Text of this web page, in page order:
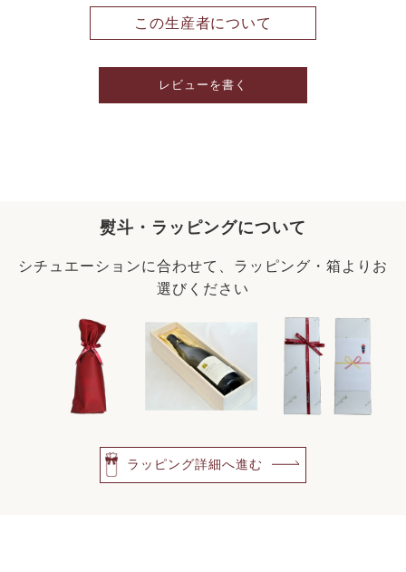
この生産者について
レビューを書く
熨斗・ラッピングについて
シチュエーションに合わせて、ラッピング・箱よりお
選びください
ラッピング詳細へ進む